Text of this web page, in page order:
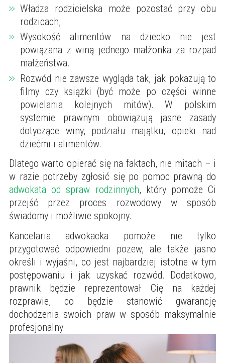
Władza rodzicielska może pozostać przy obu
rodzicach,
Wysokość alimentów na dziecko nie jest
powiązana z winą jednego małżonka za rozpad
małżeństwa.
Rozwód nie zawsze wygląda tak, jak pokazują to
filmy czy książki (być może po części winne
powielania kolejnych mitów). W polskim
systemie prawnym obowiązują jasne zasady
dotyczące winy, podziału majątku, opieki nad
dziećmi i alimentów.
Dlatego warto opierać się na faktach, nie mitach – i
w razie potrzeby zgłosić się po pomoc prawną do
adwokata od spraw rodzinnych, który pomoże Ci
przejść przez proces rozwodowy w sposób
świadomy i możliwie spokojny.
Kancelaria adwokacka pomoże nie tylko
przygotować odpowiedni pozew, ale także jasno
określi i wyjaśni, co jest najbardziej istotne w tym
postępowaniu i jak uzyskać rozwód. Dodatkowo,
prawnik będzie reprezentował Cię na każdej
rozprawie, co będzie stanowić gwarancję
dochodzenia swoich praw w sposób maksymalnie
profesjonalny.